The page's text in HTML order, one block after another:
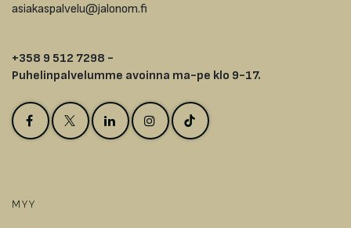
asiakaspalvelu@jalonom.fi
+358 9 512 7298 -
Puhelinpalvelumme avoinna ma-pe klo 9-17.
MYY